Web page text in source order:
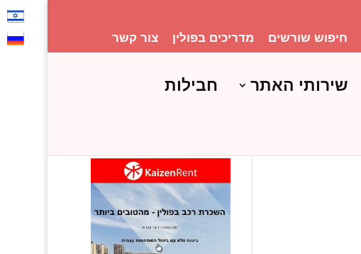
חיפוש שורשים מדריכים בפולין צור קשר
שירותי האתר חבילות